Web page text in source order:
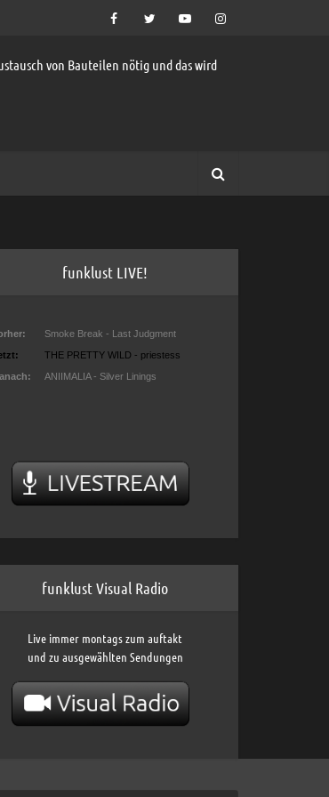
von Bauteilen nötig und das wird
funklust LIVE!
funklust Visual Radio
Live immer montags zum auftakt
und zu ausgewählten Sendungen